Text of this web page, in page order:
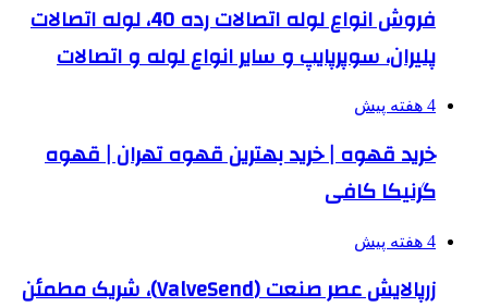
فروش انواع لوله اتصالات رده 40، لوله اتصالات
پلیران، سوپرپایپ و سایر انواع لوله و اتصالات
4 هفته پیش
خرید قهوه | خرید بهترین قهوه تهران | قهوه
گرنیکا کافی
4 هفته پیش
زرپالایش عصر صنعت (ValveSend)، شریک مطمئن